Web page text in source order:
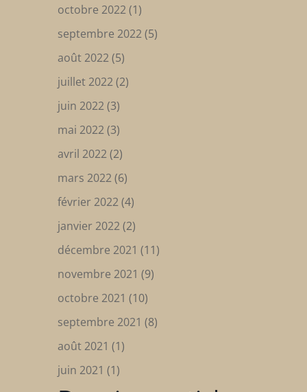
octobre 2022(1)
septembre 2022(5)
août 2022(5)
juillet 2022(2)
juin 2022(3)
mai 2022(3)
avril 2022(2)
mars 2022(6)
février 2022(4)
janvier 2022(2)
décembre 2021 (11)
novembre 2021 (9)
octobre 2021 (10)
septembre 2021 (8)
août 2021 (1)
juin 2021 (1)